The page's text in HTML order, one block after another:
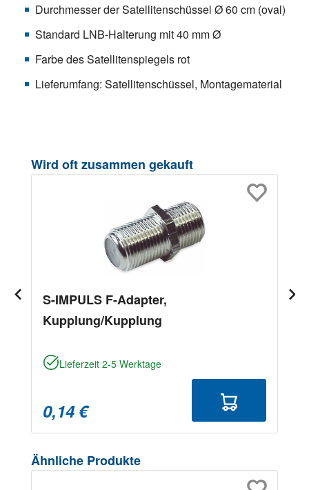
Durchmesser der Satellitenschüssel Ø 60 cm (oval)
Standard LNB-Halterung mit 40 mm Ø
Farbe des Satellitenspiegels rot
Lieferumfang: Satellitenschüssel, Montagematerial
Produktgalerie überspringen
Wird oft zusammen gekauft
S-IMPULS F-Adapter,
Kupplung/Kupplung
Lieferzeit 2-5 Werktage
0,14 €
Produktgalerie überspringen
Ähnliche Produkte